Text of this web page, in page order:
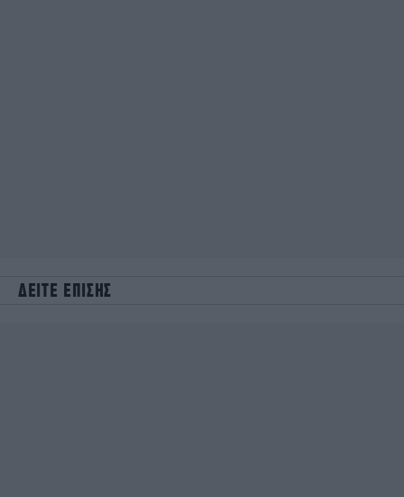
ΔΕΙΤΕ ΕΠΙΣΗΣ